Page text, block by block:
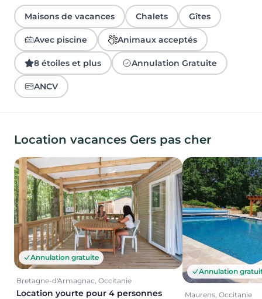
Maisons de vacances Chalets Gîtes
Avec piscine Animaux acceptés
8 étoiles et plus Annulation Gratuite
ANCV
Location vacances Gers pas cher
Annulation gratuite
Bretagne-d'Armagnac, Occitanie
Location yourte pour 4 personnes
Annulation
Maurens, Occitanie